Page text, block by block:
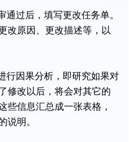
过后，填写更改任务单。
改原因、更改描述等，以
行因果分析，即研究如果对
修改以后，将会对其它的
些信息汇总成一张表格，
说明。